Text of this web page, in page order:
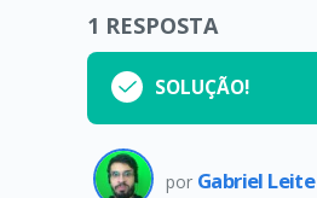
1 RESPOSTA
SOLUÇÃO!
por Gabriel Leite